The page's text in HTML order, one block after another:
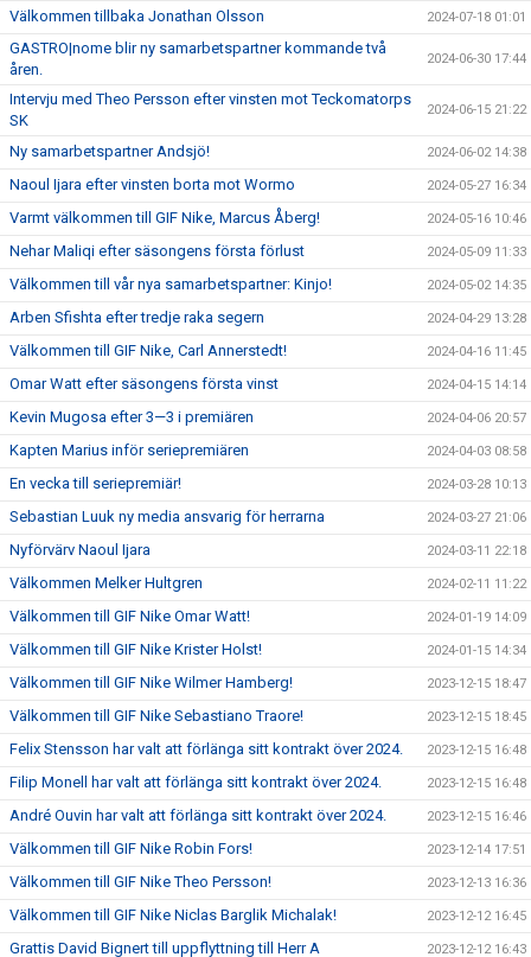
Välkommen tillbaka Jonathan Olsson 2024-07-18 01:01
GASTRO|nome blir ny samarbetspartner kommande två
åren.
2024-06-30 17:44
Intervju med Theo Persson efter vinsten mot Teckomatorps
SK
2024-06-15 21:22
Ny samarbetspartner Andsjö! 2024-06-02 14:38
Naoul Ijara efter vinsten borta mot Wormo 2024-05-27 16:34
Varmt välkommen till GIF Nike, Marcus Åberg! 2024-05-16 10:46
Nehar Maliqi efter säsongens första förlust 2024-05-09 11:33
Välkommen till vår nya samarbetspartner: Kinjo! 2024-05-02 14:35
Arben Sfishta efter tredje raka segern 2024-04-29 13:28
Välkommen till GIF Nike, Carl Annerstedt! 2024-04-16 11:45
Omar Watt efter säsongens första vinst 2024-04-15 14:14
Kevin Mugosa efter 3—3 i premiären 2024-04-06 20:57
Kapten Marius inför seriepremiären 2024-04-03 08:58
En vecka till seriepremiär! 2024-03-28 10:13
Sebastian Luuk ny media ansvarig för herrarna 2024-03-27 21:06
Nyförvärv Naoul Ijara 2024-03-11 22:18
Välkommen Melker Hultgren 2024-02-11 11:22
Välkommen till GIF Nike Omar Watt! 2024-01-19 14:09
Välkommen till GIF Nike Krister Holst! 2024-01-15 14:34
Välkommen till GIF Nike Wilmer Hamberg! 2023-12-15 18:47
Välkommen till GIF Nike Sebastiano Traore! 2023-12-15 18:45
Felix Stensson har valt att förlänga sitt kontrakt över 2024. 2023-12-15 16:48
Filip Monell har valt att förlänga sitt kontrakt över 2024. 2023-12-15 16:48
André Ouvin har valt att förlänga sitt kontrakt över 2024. 2023-12-15 16:46
Välkommen till GIF Nike Robin Fors! 2023-12-14 17:51
Välkommen till GIF Nike Theo Persson! 2023-12-13 16:36
Välkommen till GIF Nike Niclas Barglik Michalak! 2023-12-12 16:45
Grattis David Bignert till uppflyttning till Herr A 2023-12-12 16:43